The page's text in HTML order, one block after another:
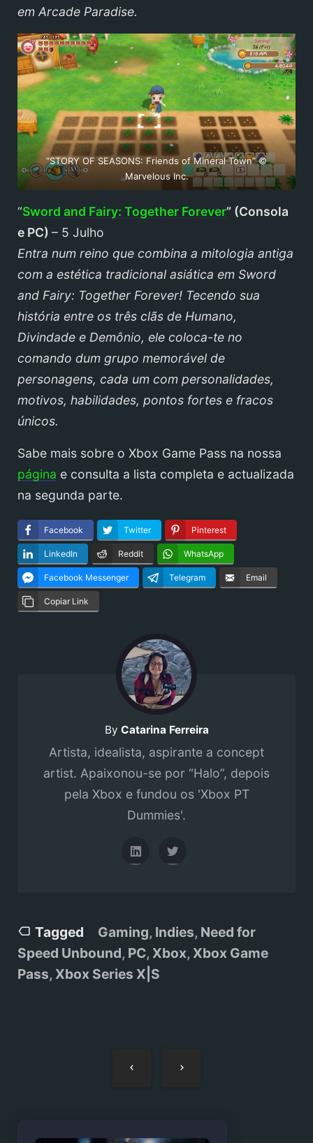
em Arcade Paradise.
“STORY OF SEASONS: Friends of Mineral Town” ©
Marvelous Inc.
“Sword and Fairy: Together Forever” (Consola
e PC) – 5 Julho
Entra num reino que combina a mitologia antiga
com a estética tradicional asiática em Sword
and Fairy: Together Forever! Tecendo sua
história entre os três clãs de Humano,
Divindade e Demônio, ele coloca-te no
comando dum grupo memorável de
personagens, cada um com personalidades,
motivos, habilidades, pontos fortes e fracos
únicos.
Sabe mais sobre o Xbox Game Pass na nossa
página e consulta a lista completa e actualizada
na segunda parte.
Facebook Twitter Pinterest
LinkedIn Reddit WhatsApp
Facebook Messenger Telegram Email
Copiar Link
By Catarina Ferreira
Artista, idealista, aspirante a concept
artist. Apaixonou-se por “Halo”, depois
pela Xbox e fundou os 'Xbox PT
Dummies'.
Tagged Gaming, Indies, Need for
Speed Unbound, PC,Xbox,Xbox Game
Pass,Xbox Series X|S